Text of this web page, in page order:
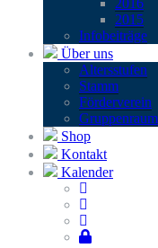
2016
2015
Infobei­trä­ge
Über uns
Alters­stu­fen
Stamm
För­der­ver­ein
Grup­pen­raum
Shop
Kontakt
Kalender